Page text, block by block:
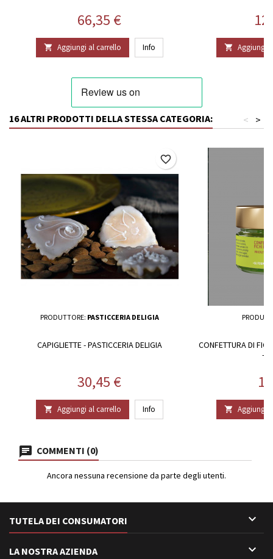
Prezzo
66,35 €
 Aggiungi al carrello Info  Aggiungi
16 ALTRI PRODOTTI DELLA STESSA CATEGORIA: >
<
PRODUTTORE: PASTICCERIA DELIGIA
CAPIGLIETTE - PASTICCERIA DELIGIA
Prezzo
30,45 €
 Aggiungi al carrello Info
favorite_border
CONFETTURA DI
-
 Aggiungi
COMMENTI (0)
Ancora nessuna recensione da parte degli utenti.
TUTELA DEI CONSUMATORI 
LA NOSTRA AZIENDA 